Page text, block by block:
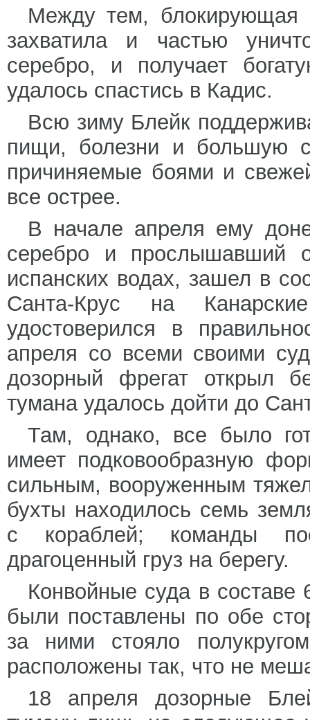
Между тем, блокирующая
захватила и частью
серебро, и получает
удалось спастись в Кадис.
Всю зиму Блейк
пищи, болезни и большую
причиняемые боями и
все острее.
В начале апреля ему
серебро и прослышавший о
испанских водах, зашел в
Санта-Крус на
удостоверился в
апреля со всеми своими
дозорный фрегат открыл
тумана удалось дойти до
Там, однако, все было
имеет подковообразную
сильным, вооруженным
бухты находилось семь
с кораблей; команды
драгоценный груз на берегу.
Конвойные суда в составе
были поставлены по обе
за ними стояло
расположены так, что не
18 апреля дозорные